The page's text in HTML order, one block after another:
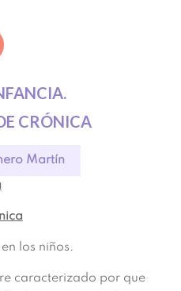
CRÓNICA
Martín
los niños.
caracterizado por que